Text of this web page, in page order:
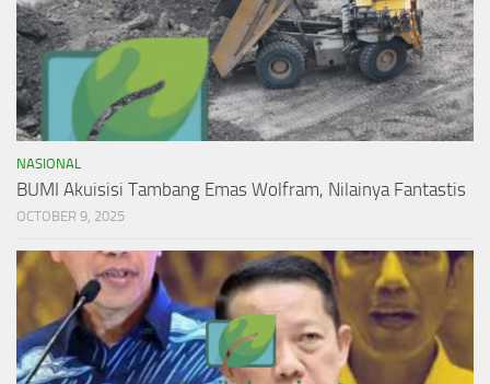
NASIONAL
BUMI Akuisisi Tambang Emas Wolfram, Nilainya Fantastis
OCTOBER 9, 2025